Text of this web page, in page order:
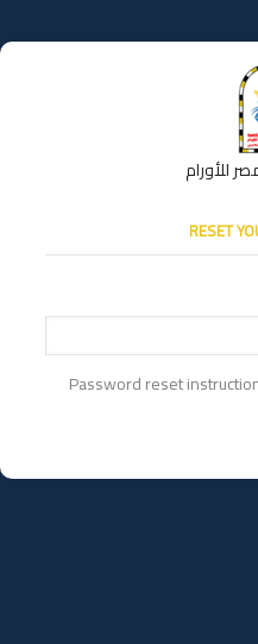
للأورام
RESET
Password reset